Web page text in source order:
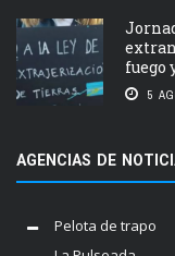
fuego
5
AGENCIAS DE
Pelota de trapo